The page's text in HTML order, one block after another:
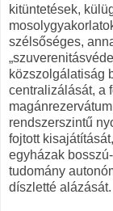
kitüntetések,
szélsőséges,
közszolgálatiság
centralizálását, a
rendszerszintű
fojtott
egyházak
tudomány
díszletté alázását.